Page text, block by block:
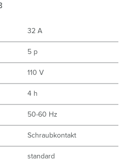
32 A
5 p
110 V
4 h
50-60 Hz
Schraubkontakt
standard